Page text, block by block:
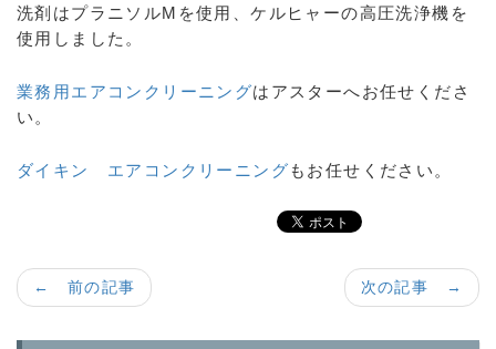
洗剤はプラニソルMを使用、ケルヒャーの高圧洗浄機を
使用しました。
業務用エアコンクリーニングはアスターへお任せくださ
い。
ダイキン エアコンクリーニング もお任せください。
次の記事 →
← 前の記事